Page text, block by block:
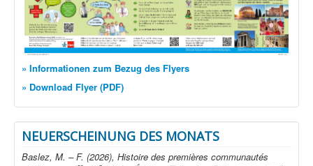
» Informationen zum Bezug des Flyers
» Download Flyer (PDF)
NEUERSCHEINUNG DES MONATS
Baslez, M. – F. (2026), Histoire des premières communautés